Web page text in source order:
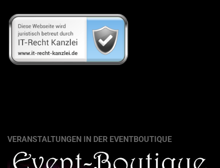
VERANSTALTUNGEN IN DER EVENTBOUTIQUE